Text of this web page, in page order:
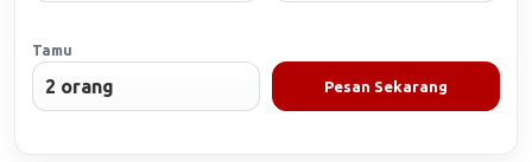
Tamu
Pesan Sekarang